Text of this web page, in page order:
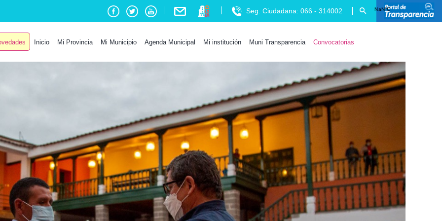
Seg. Ciudadana: 066 - 314002
Inicio Mi Provincia Mi Municipio Agenda Municipal Mi institución Muni Transparencia Convocatorias